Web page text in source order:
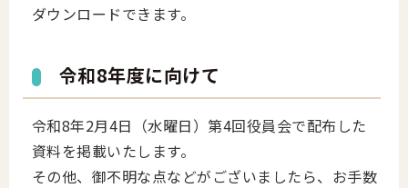
ダウンロードできます。
令和8年度に向けて
令和8年2月4日（水曜日）第4回役員会で配布した
資料を掲載いたします。
その他、御不明な点などがございましたら、お手数